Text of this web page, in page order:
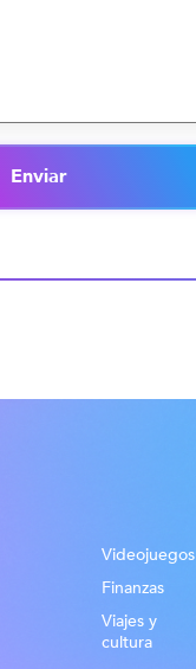
Enviar
Videojuegos
Finanzas
Viajes y
cultura